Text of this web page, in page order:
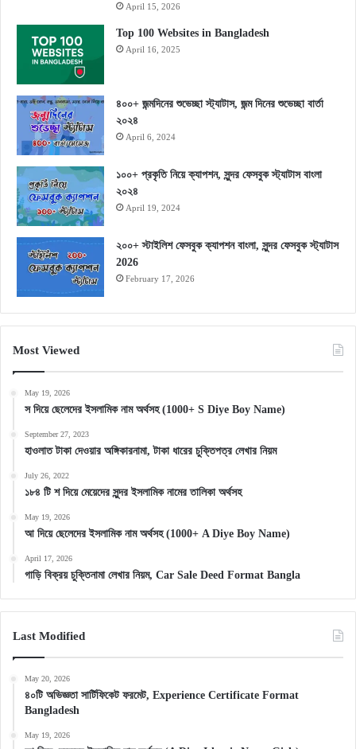
April 15, 2026
Top 100 Websites in Bangladesh
April 16, 2025
৪০০+ জন্মদিনের শুভেচ্ছা স্ট্যাটাস, জন্ম দিনের শুভেচ্ছা বার্তা
২০২৪
April 6, 2024
১০০+ প্রকৃতি নিয়ে ক্যাপশন, সুন্দর ফেসবুক স্ট্যাটাস বাংলা
২০২৪
April 19, 2024
২০০+ স্টাইলিশ ফেসবুক ক্যাপশন বাংলা, সুন্দর ফেসবুক স্ট্যাটাস
2026
February 17, 2026
Most Viewed
May 19, 2026
স দিয়ে ছেলেদের ইসলামিক নাম অর্থসহ (1000+ S Diye Boy Name)
September 27, 2023
হাওলাত টাকা দেওয়ার অঙ্গিকারনামা, টাকা ধারের চুক্তিপত্র লেখার নিয়ম
July 26, 2022
১৮৪ টি শ দিয়ে মেয়েদের সুন্দর ইসলামিক নামের তালিকা অর্থসহ
May 19, 2026
আ দিয়ে ছেলেদের ইসলামিক নাম অর্থসহ (1000+ A Diye Boy Name)
April 17, 2026
গাড়ি বিক্রয় চুক্তিনামা লেখার নিয়ম, Car Sale Deed Format Bangla
Last Modified
May 20, 2026
৪০টি অভিজ্ঞতা সার্টিফিকেট ফরমেট, Experience Certificate Format
Bangladesh
May 19, 2026